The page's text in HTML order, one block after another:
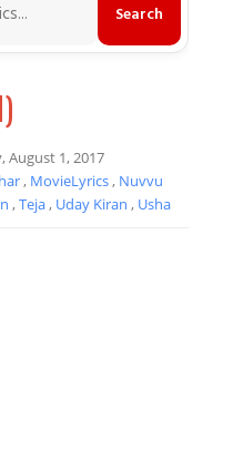
August 1, 2017
, MovieLyrics, Nuvvu
,Teja, Uday Kiran , Usha